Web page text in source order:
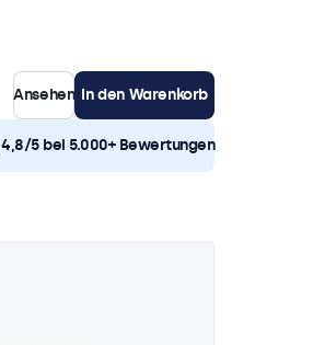
Ansehen In den Warenkorb
4,8/5 bei 5.000+ Bewertungen